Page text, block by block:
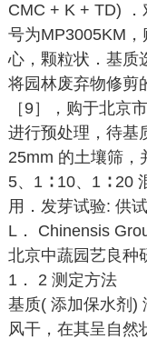
CMC + K + TD)
号为MP3005KM
心，颗粒状．基质
将园林废弃物修剪
［9］，购于北京
进行预处理，待基
25mm 的土壤筛，
5、1 ∶ 10、1 ∶ 20
用．发芽试验: 供
L． Chinensis
北京中蔬园艺良种
1． 2 测定方法
基质( 添加保水剂)
风干，在其呈自然